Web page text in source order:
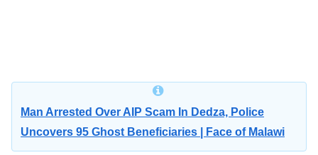
Man Arrested Over AIP Scam In Dedza, Police
Uncovers 95 Ghost Beneficiaries | Face of Malawi